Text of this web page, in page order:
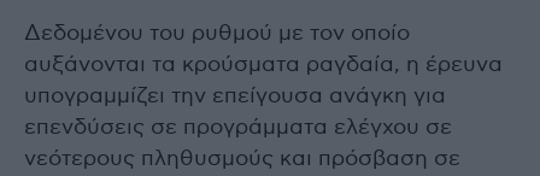
Δεδομένου του ρυθμού με τον οποίο
αυξάνονται τα κρούσματα ραγδαία, η έρευνα
υπογραμμίζει την επείγουσα ανάγκη για
επενδύσεις σε προγράμματα ελέγχου σε
νεότερους πληθυσμούς και πρόσβαση σε